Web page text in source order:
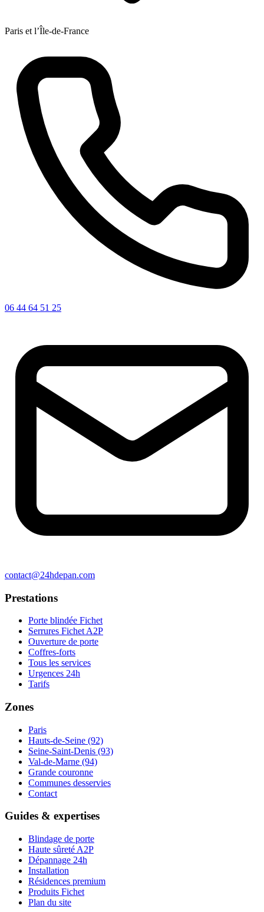
Paris et l’Île-de-France
06 44 64 51 25
contact@24hdepan.com
Prestations
Porte blindée Fichet
Serrures Fichet A2P
Ouverture de porte
Coffres-forts
Tous les services
Urgences 24h
Tarifs
Zones
Paris
Hauts-de-Seine (92)
Seine-Saint-Denis (93)
Val-de-Marne (94)
Grande couronne
Communes desservies
Contact
Guides & expertises
Blindage de porte
Haute sûreté A2P
Dépannage 24h
Installation
Résidences premium
Produits Fichet
Plan du site